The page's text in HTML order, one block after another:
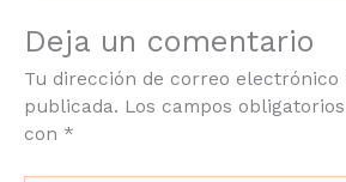
Deja un comentario
Tu dirección de correo electrónico
publicada.
HABLAMOS SIN